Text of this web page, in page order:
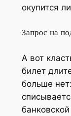
окупится
Запрос на
А вот
билет
больше